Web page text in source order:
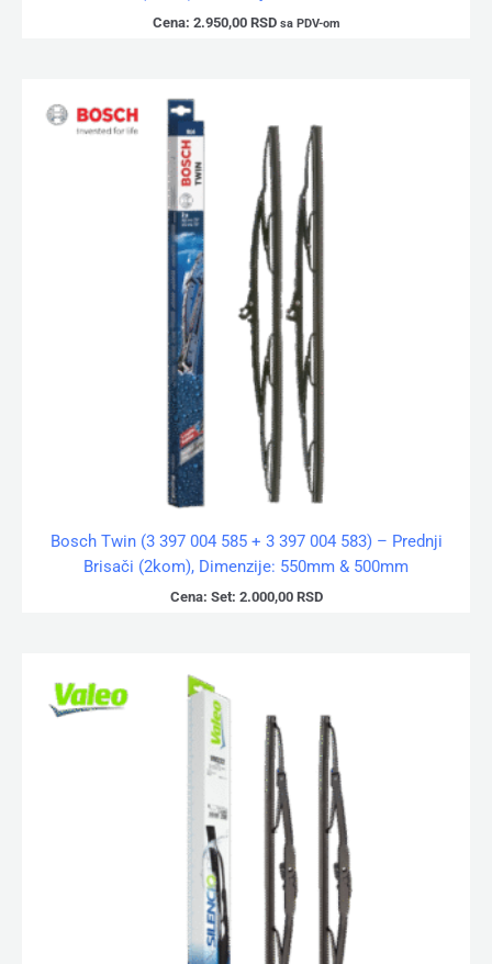
Cena: 2.950,00 RSD sa PDV-om
Bosch Twin (3 397 004 585 + 3 397 004 583) – Prednji
Brisači (2kom), Dimenzije: 550mm & 500mm
Cena: Set: 2.000,00 RSD